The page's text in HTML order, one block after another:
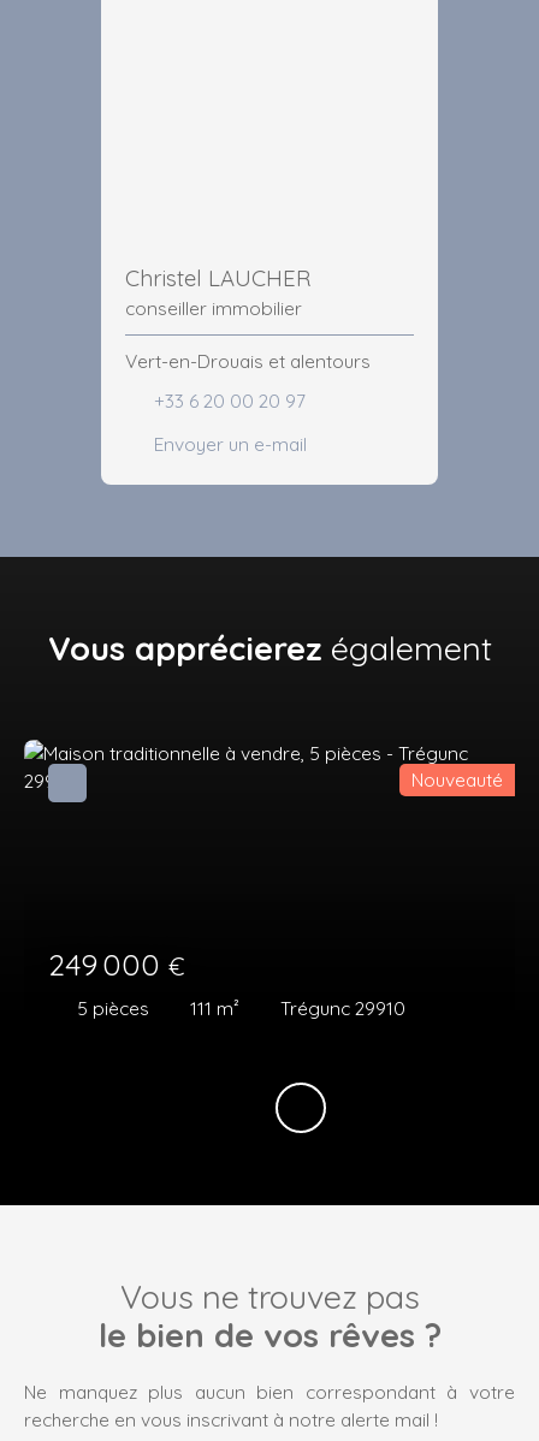
Christel LAUCHER
conseiller immobilier
Vert-en-Drouais et alentours
+33 6 20 00 20 97
Envoyer un e-mail
Vous apprécierez également
249 000 €
5 pièces 111 m² Trégunc 29910
Nouveauté
Vous ne trouvez pas
le bien de vos rêves ?
Ne manquez plus aucun bien correspondant à votre
recherche en vous inscrivant à notre alerte mail !